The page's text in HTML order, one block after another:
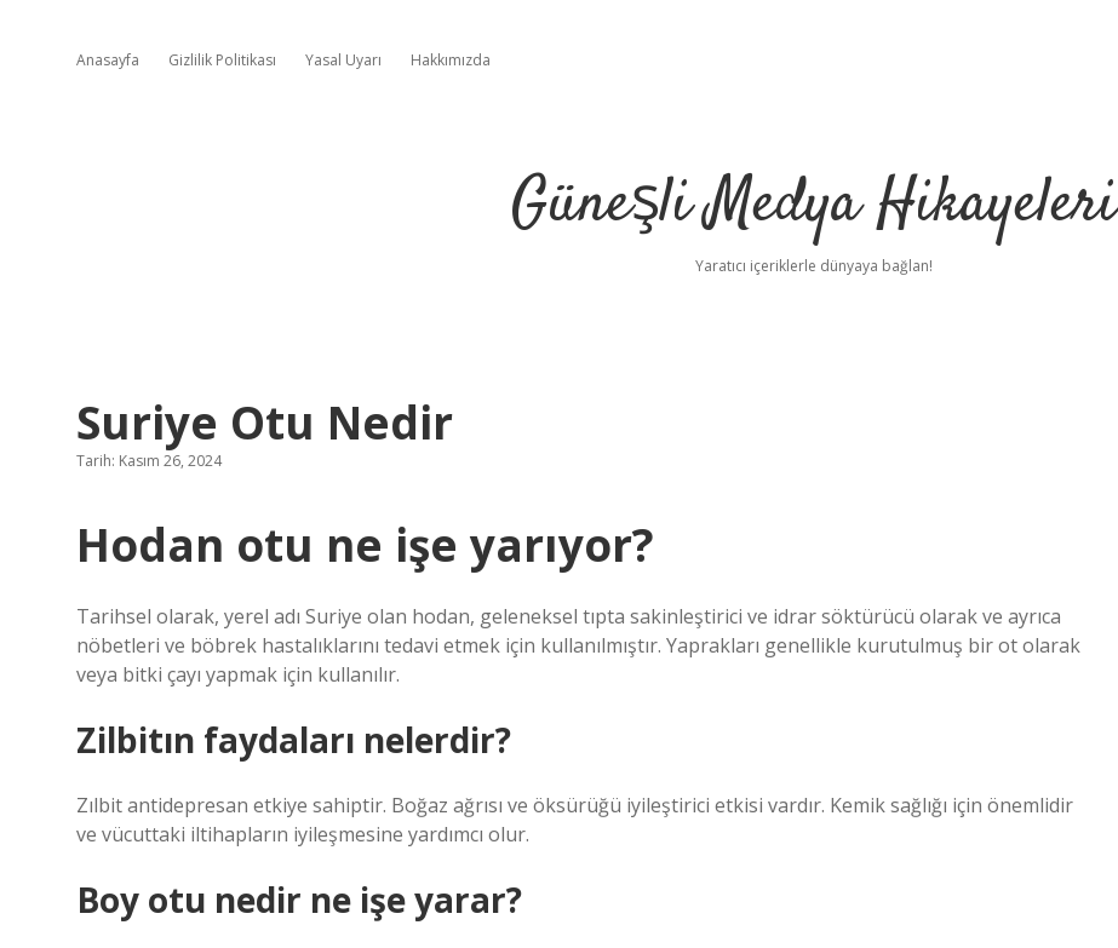
Anasayfa Gizlilik Politikası Yasal Uyarı Hakkımızda
Güneşli Medya Hikayeleri
Yaratıcı içeriklerle dünyaya bağlan!
Suriye Otu Nedir
Tarih: Kasım 26, 2024
Hodan otu ne işe yarıyor?
Tarihsel olarak, yerel adı Suriye olan hodan, geleneksel tıpta sakinleştirici ve idrar söktürücü olarak ve ayrıca
nöbetleri ve böbrek hastalıklarını tedavi etmek için kullanılmıştır. Yaprakları genellikle kurutulmuş bir ot olarak
veya bitki çayı yapmak için kullanılır.
Zilbitın faydaları nelerdir?
Zılbit antidepresan etkiye sahiptir. Boğaz ağrısı ve öksürüğü iyileştirici etkisi vardır. Kemik sağlığı için önemlidir
ve vücuttaki iltihapların iyileşmesine yardımcı olur.
Boy otu nedir ne işe yarar?